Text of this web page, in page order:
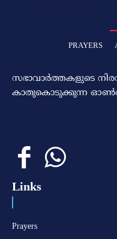
PRAYERS
സഭാവാര്‍ത്തകളുടെ
കാതുകൊടുക്കുന്ന
Links
Prayers